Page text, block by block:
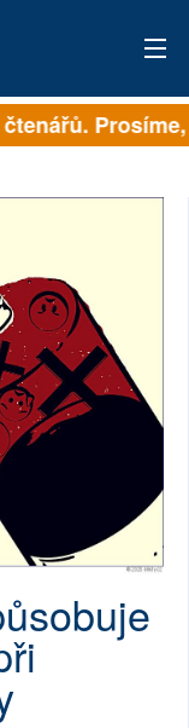
Prosíme,